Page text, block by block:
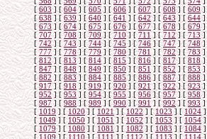
[603] [604 ] [605] [606] [607] [608] [ 609]
[638 ] [ 639 ] [ 640] [641 ] [642 ] [ 643 ] [644]
[673 ] [674 ] [ 675 ] [676] [ 677] [ 678 ] [679 ]
[ 707] [ 708] [709 ] [710] [ 711] [712] [ 713]
[ 742] [ 743 ] [744] [ 745 ] [ 746] [747 ] [748]
[777] [ 778] [779 ] [ 780] [781 ] [ 782] [783 ]
[812] [ 813 ] [814 ] [815 ] [816] [817] [ 818 ]
[ 847] [ 848] [ 849] [850 ] [ 851] [ 852 ] [853]
[882 ] [883] [ 884 ] [885] [ 886 ] [887 ] [888 ]
[917] [ 918] [919] [ 920] [ 921] [922] [ 923 ]
[ 952] [ 953 ] [954] [955 ] [ 956] [957] [958]
[987] [ 988 ] [ 989 ] [990 ] [991] [992] [993 ]
[ 1019 ] [ 1020] [ 1021] [ 1022 ] [1023 ] [1024 ]
[ 1049] [ 1050 ] [1051 ] [1052] [1053 ] [ 1054]
[1079] [ 1080] [ 1081 ] [1082] [1083 ] [1084]
[1109 ] [1110 ] [1111 ] [1112] [ 1113] [1114]